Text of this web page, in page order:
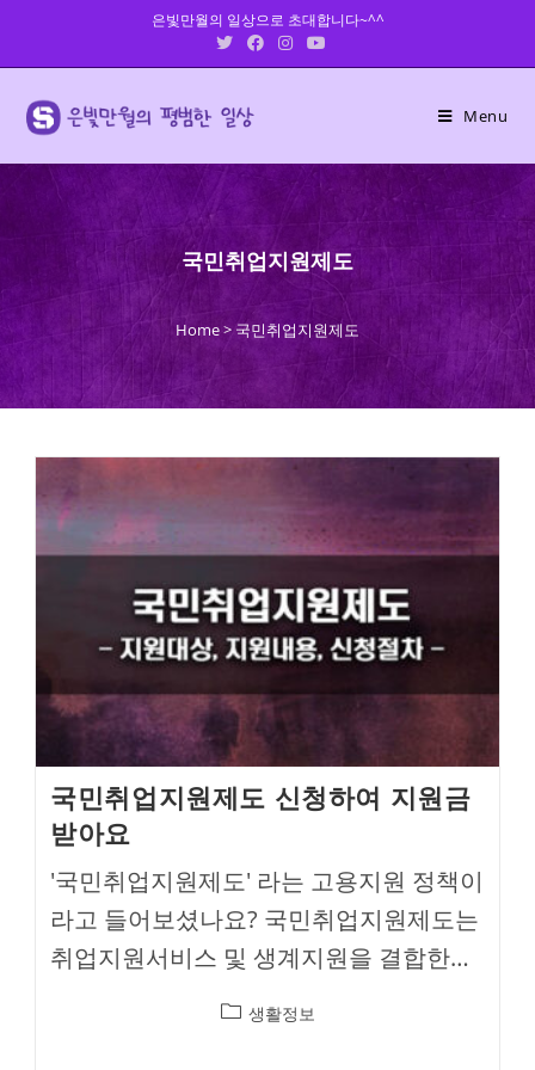
content
은빛만월의 일상으로 초대합니다~^^
Menu
국민취업지원제도
Home> 국민취업지원제도
국민취업지원제도 신청하여 지원금
받아요
'국민취업지원제도' 라는 고용지원 정책이
라고 들어보셨나요? 국민취업지원제도는
취업지원서비스 및 생계지원을 결합한…
Post생활정보